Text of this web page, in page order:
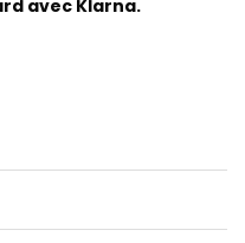
avec Klarna.